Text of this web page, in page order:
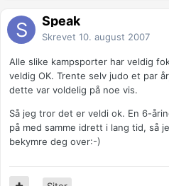
Speak
Skrevet 10. august 2007
Alle slike kampsporter har veldig
veldig OK. Trente selv judo et par
dette var voldelig på noe vis.
Så jeg tror det er veldi ok. En 6-
på med samme idrett i lang tid, så
bekymre deg over:-)